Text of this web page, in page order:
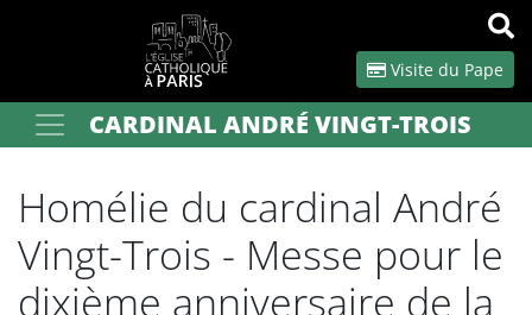
Visite du Pape
Votre recherche OK
CARDINAL ANDRÉ VINGT-TROIS
Homélie du cardinal André
Vingt-Trois - Messe pour le
dixième anniversaire de la
Panneau de gestion des cookies